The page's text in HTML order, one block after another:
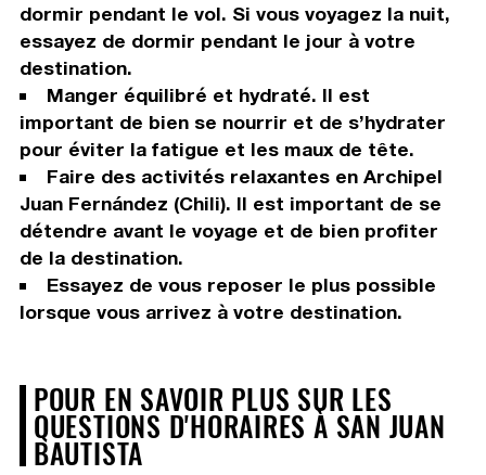
dormir pendant le vol. Si vous voyagez la nuit,
essayez de dormir pendant le jour à votre
destination.
Manger équilibré et hydraté. Il est
important de bien se nourrir et de s’hydrater
pour éviter la fatigue et les maux de tête.
Faire des activités relaxantes en Archipel
Juan Fernández (Chili). Il est important de se
détendre avant le voyage et de bien profiter
de la destination.
Essayez de vous reposer le plus possible
lorsque vous arrivez à votre destination.
POUR EN SAVOIR PLUS SUR LES
QUESTIONS D'HORAIRES À SAN JUAN
BAUTISTA